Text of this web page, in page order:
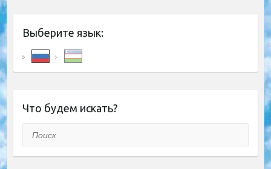
Выберите язык:
Что будем искать?
Поиск